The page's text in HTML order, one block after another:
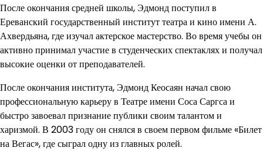
После окончания средней школы, Эдмонд поступил в
Ереванский государственный институт театра и кино имени А.
Ахвердьяна, где изучал актерское мастерство. Во время учебы он
активно принимал участие в студенческих спектаклях и получал
высокие оценки от преподавателей.
После окончания института, Эдмонд Кеосаян начал свою
профессиональную карьеру в Театре имени Соса Саргса и
быстро завоевал признание публики своим талантом и
харизмой. В 2003 году он снялся в своем первом фильме «Билет
на Вегас», где сыграл одну из главных ролей.